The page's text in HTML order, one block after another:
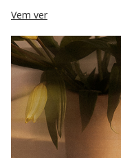
Vem ver